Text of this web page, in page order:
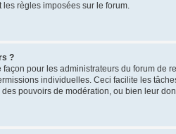
règles imposées sur le forum.
?
façon pour les administrateurs du forum
individuelles. Ceci facilite les
pouvoirs de modération, ou bien leur